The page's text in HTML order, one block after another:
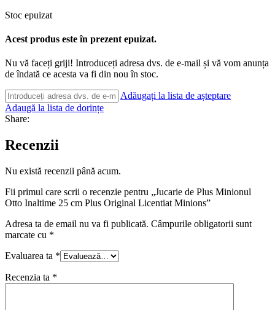
Stoc epuizat
Acest produs este în prezent epuizat.
Nu vă faceți griji! Introduceți adresa dvs. de e-mail și vă vom anunța
de îndată ce acesta va fi din nou în stoc.
Adăugați la lista de așteptare
Adaugă la lista de dorințe
Share:
Recenzii
Nu există recenzii până acum.
Fii primul care scrii o recenzie pentru „Jucarie de Plus Minionul
Otto Inaltime 25 cm Plus Original Licentiat Minions”
Adresa ta de email nu va fi publicată. Câmpurile obligatorii sunt
marcate cu *
Evaluarea ta *
Recenzia ta *